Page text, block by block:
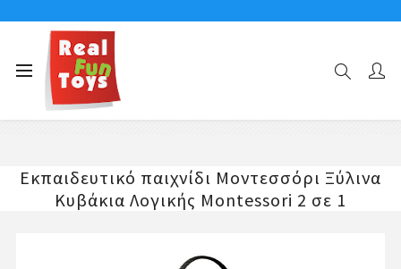
Αρχική σελίδα
Εκπαιδευτικό παιχνίδι Μοντεσσόρι Ξύλινα Κυβάκια Λογικής
Εκπαιδευτικό παιχνίδι Μοντεσσόρι Ξύλινα
Κυβάκια Λογικής Montessori 2 σε 1